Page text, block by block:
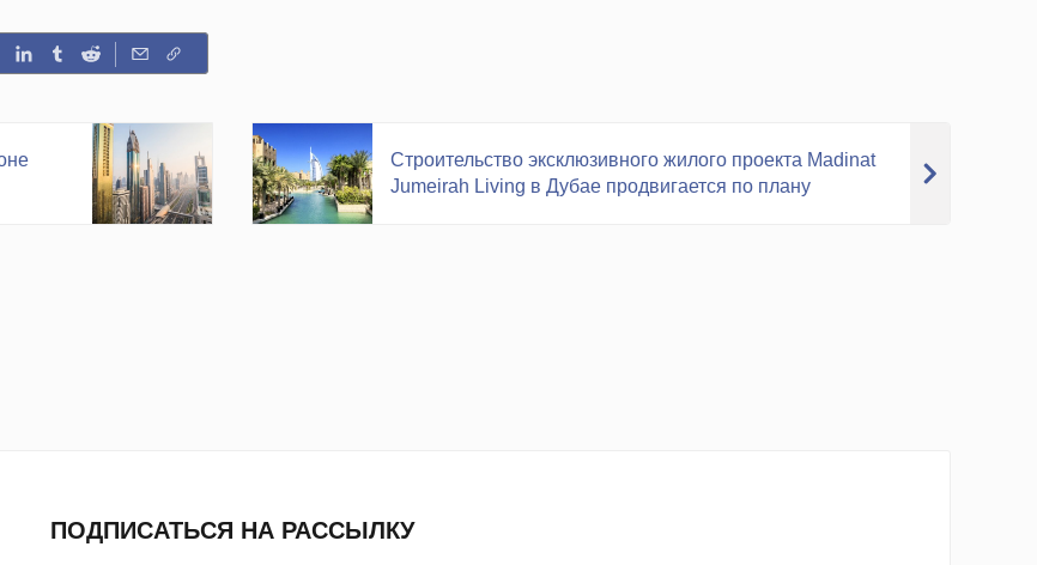
Строительство эксклюзивного жилого проекта Madinat
Jumeirah Living в Дубае продвигается по плану
ПОДПИСАТЬСЯ НА РАССЫЛКУ